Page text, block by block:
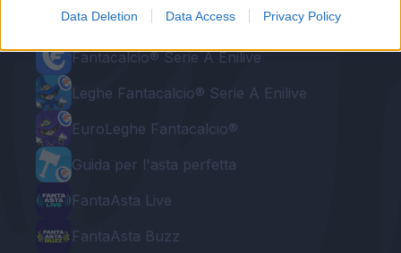
Data Deletion Data Access Privacy Policy
Le nostre app
Fantacalcio® Serie A Enilive
Leghe Fantacalcio® Serie A Enilive
EuroLeghe Fantacalcio®
Guida per l'asta perfetta
FantaAsta Live
FantaAsta Buzz